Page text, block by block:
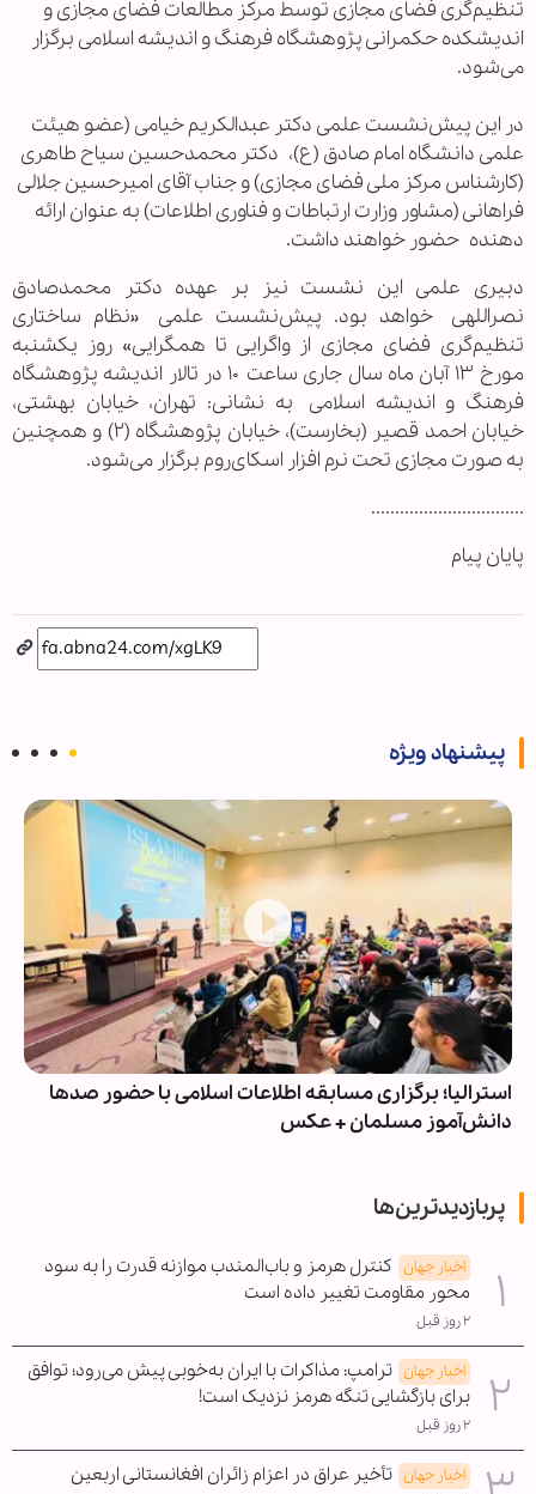
تنظیم‌گری فضای مجازی توسط مرکز مطالعات فضای مجازی و
اندیشکده حکمرانی پژوهشگاه فرهنگ و اندیشه اسلامی برگزار
می‌شود.
در این پیش‌نشست علمی دکتر عبدالکریم خیامی (عضو هیئت
علمی دانشگاه امام صادق (ع)، دکتر محمدحسین سیاح طاهری
(کارشناس مرکز ملی فضای مجازی) و جناب آقای امیرحسین جلالی
فراهانی (مشاور وزارت ارتباطات و فناوری اطلاعات) به عنوان ارائه
دهنده حضور خواهند داشت.
دبیری علمی این نشست نیز بر عهده دکتر محمدصادق
نصراللهی خواهد بود. پیش‌نشست علمی «نظام ساختاری
تنظیم‌گری فضای مجازی از واگرایی تا همگرایی» روز یکشنبه
مورخ ۱۳ آبان ماه سال جاری ساعت ۱۰ در تالار اندیشه پژوهشگاه
فرهنگ و اندیشه اسلامی به نشانی: تهران، خیابان بهشتی،
خیابان احمد قصیر (بخارست)،‌ خیابان پژوهشگاه (۲) و همچنین
به صورت مجازی تحت نرم افزار اسکای‌روم برگزار می‌شود.
................................
پایان پیام
پیشنهاد ویژه
استرالیا؛ برگزاری مسابقه اطلاعات اسلامی با حضور صدها
دانش‌آموز مسلمان + عکس
پربازدیدترین‌ها
اخبار جهان کنترل هرمز و باب‌المندب موازنه قدرت را به سود
محور مقاومت تغییر داده است
۲ روز قبل
اخبار جهان ترامپ: مذاکرات با ایران به‌خوبی پیش می‌رود؛ توافق
برای بازگشایی تنگه هرمز نزدیک است!
۲ روز قبل
اخبار جهان تأخیر عراق در اعزام زائران افغانستانی اربعین